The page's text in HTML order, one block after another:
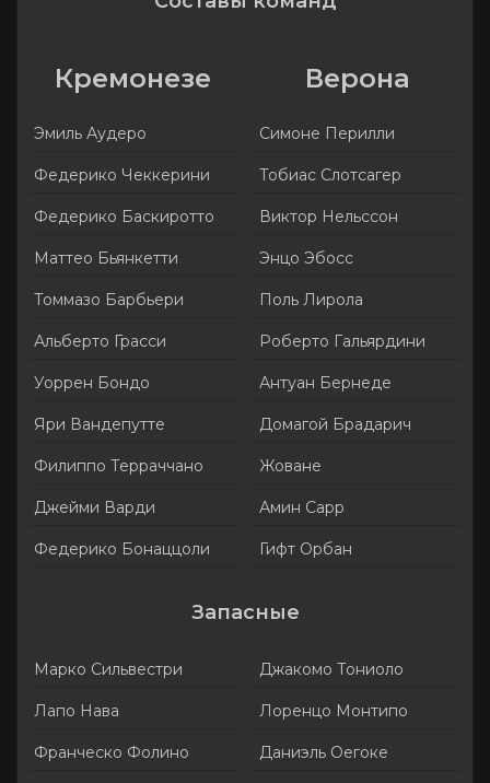
Кремонезе
Эмиль Аудеро
Федерико Чеккерини
Федерико Баскиротто
Маттео Бьянкетти
Томмазо Барбьери
Альберто Грасси
Уоррен Бондо
Яри Вандепутте
Филиппо Терраччано
Джейми Варди
Федерико Бонаццоли
Верона
Симоне Перилли
Тобиас Слотсагер
Виктор Нельссон
Энцо Эбосс
Поль Лирола
Роберто Гальярдини
Антуан Бернеде
Домагой Брадарич
Жоване
Амин Сарр
Гифт Орбан
Запасные
Марко Сильвестри
Лапо Нава
Франческо Фолино
Джакомо Тониоло
Лоренцо Монтипо
Даниэль Оегоке